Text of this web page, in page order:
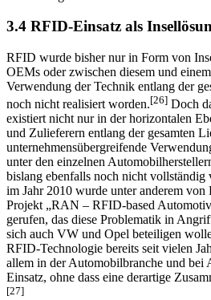
Insellösungen.
3.4 RFID-Einsatz als
RFID wurde bisher nur in Form von
OEMs oder zwischen diesem und
Verwendung der Technik entlang der
noch nicht realisiert worden.[26]Doch
existiert nicht nur in der horizontalen
und Zulieferern entlang der gesamten
unternehmens­übergreifende
unter den einzelnen
bislang ebenfalls noch nicht vollständig
im Jahr 2010 wurde unter anderem
Projekt „RAN – RFID-based
gerufen, das diese Problematik in
sich auch VW und Opel beteiligen
RFID-Technologie bereits seit vielen
allem in der Automobilbranche und bei